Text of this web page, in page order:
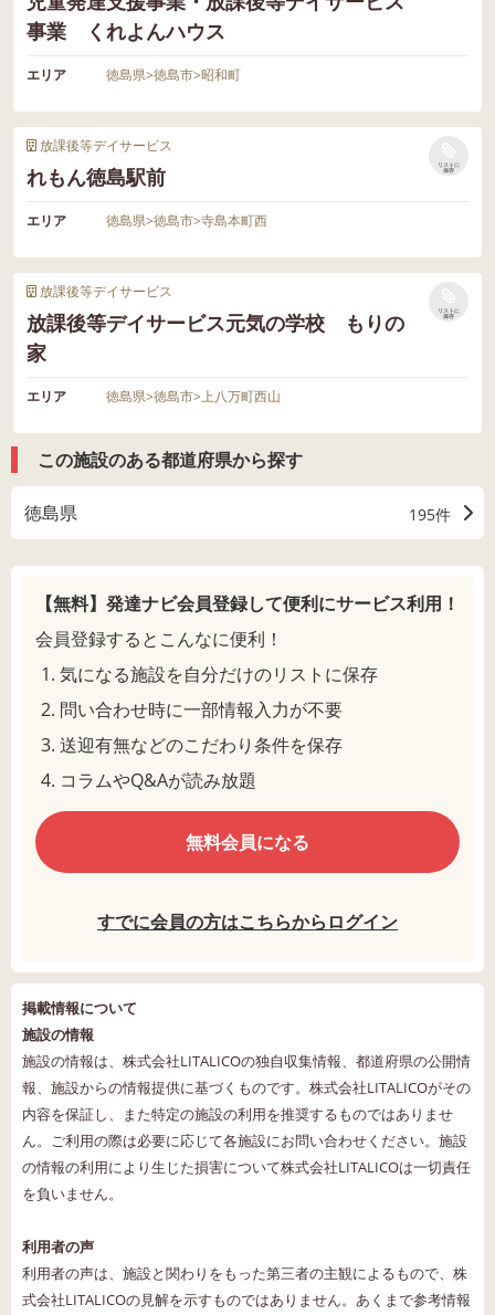
事業 くれよんハウス
エリア 徳島県>徳島市>昭和町
放課後等デイサービス
れもん徳島駅前
リストに
保存
エリア 徳島県>徳島市>寺島本町西
放課後等デイサービス
放課後等デイサービス元気の学校 もりの
家
リストに
保存
エリア 徳島県>徳島市>上八万町西山
この施設のある都道府県から探す
徳島県 195件
【無料】発達ナビ会員登録して便利にサービス利用！
会員登録するとこんなに便利！
気になる施設を自分だけのリストに保存
問い合わせ時に一部情報入力が不要
送迎有無などのこだわり条件を保存
コラムやQ&Aが読み放題
無料会員になる
すでに会員の方はこちらからログイン
掲載情報について
施設の情報
施設の情報は、株式会社LITALICOの独自収集情報、都道府県の公開情
報、施設からの情報提供に基づくものです。株式会社LITALICOがその
内容を保証し、また特定の施設の利用を推奨するものではありませ
ん。ご利用の際は必要に応じて各施設にお問い合わせください。施設
の情報の利用により生じた損害について株式会社LITALICOは一切責任
を負いません。
利用者の声
利用者の声は、施設と関わりをもった第三者の主観によるもので、株
式会社LITALICOの見解を示すものではありません。あくまで参考情報